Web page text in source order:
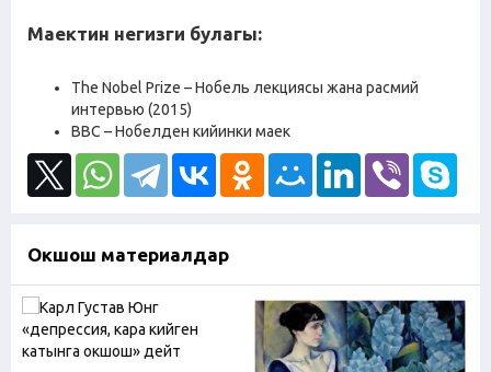
Маектин негизги булагы:
The Nobel Prize – Нобель лекциясы жана расмий
интервью (2015)
BBC – Нобелден кийинки маек
Окшош материалдар